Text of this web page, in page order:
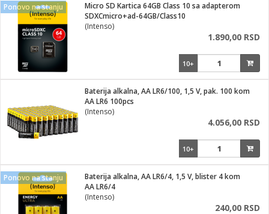
mesa
i kutije
oprema
Ponovo na stanju
Micro SD Kartica 64GB Class 10 sa adapterom
SDXCmicro+ad-64GB/Class10
(Intenso)
1.890,00 RSD
10+
Baterija alkalna, AA LR6/100, 1,5 V, pak. 100 kom
AA LR6 100pcs
(Intenso)
4.056,00 RSD
10+
Ponovo na stanju
Baterija alkalna, AA LR6/4, 1,5 V, blister 4 kom
AA LR6/4
(Intenso)
240,00 RSD